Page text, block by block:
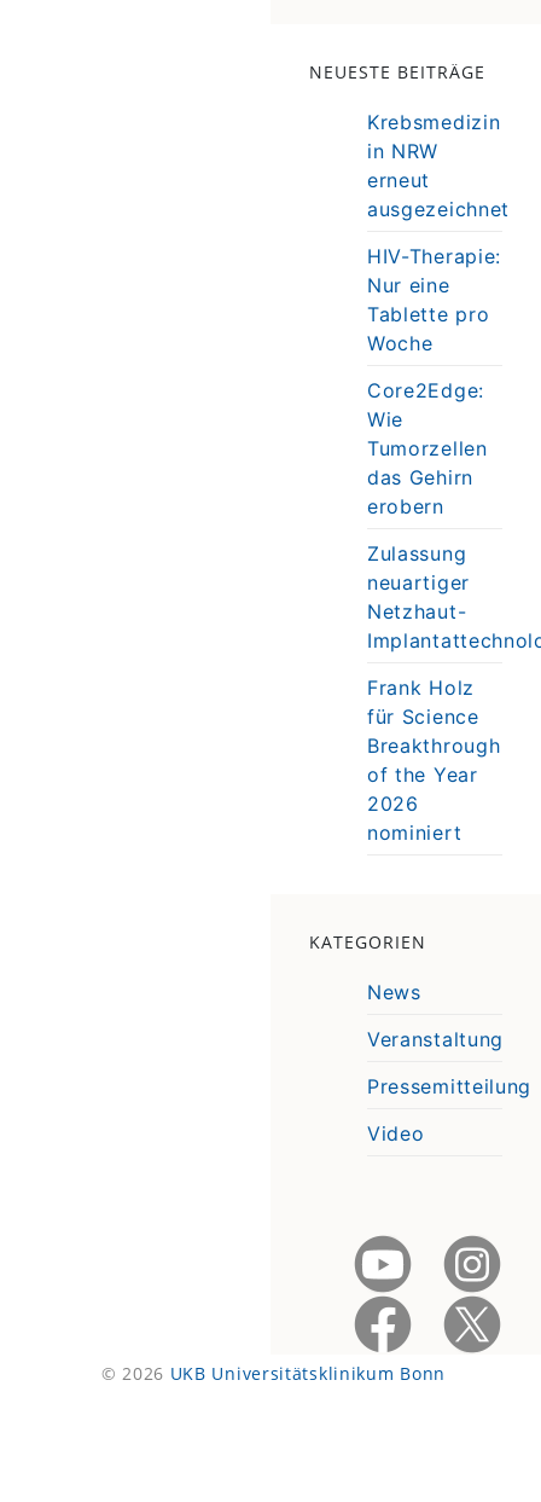
NEUESTE BEITRÄGE
Krebsmedizin
in NRW
erneut
ausgezeichnet
HIV-Therapie:
Nur eine
Tablette pro
Woche
Core2Edge:
Wie
Tumorzellen
das Gehirn
erobern
Zulassung
neuartiger
Netzhaut-
Frank Holz
für Science
Breakthrough
of the Year
2026
nominiert
KATEGORIEN
News
Veranstaltung
Pressemitteilung
Video
© 2026 UKB Universitätsklinikum Bonn